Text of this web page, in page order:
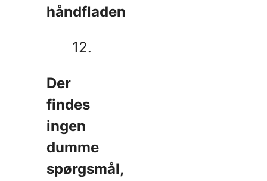
håndfladen
12.
Der
findes
ingen
dumme
spørgsmål,